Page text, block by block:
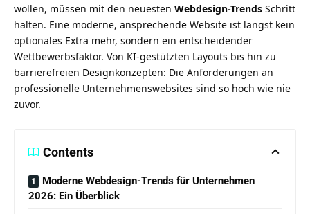
wollen, müssen mit den neuesten Webdesign-Trends Schritt
halten. Eine moderne, ansprechende Website ist längst kein
optionales Extra mehr, sondern ein entscheidender
Wettbewerbsfaktor. Von KI-gestützten Layouts bis hin zu
barrierefreien Designkonzepten: Die Anforderungen an
professionelle Unternehmenswebsites sind so hoch wie nie
zuvor.
Contents
Moderne Webdesign-Trends für Unternehmen
2026: Ein Überblick